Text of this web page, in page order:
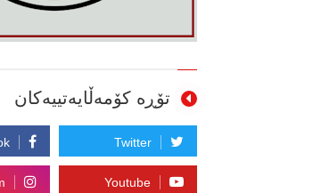
تۆڕە کۆمەڵایەتییەکان